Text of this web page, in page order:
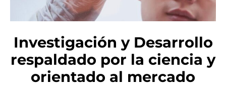
Investigación y Desarrollo
respaldado por la ciencia y
orientado al mercado